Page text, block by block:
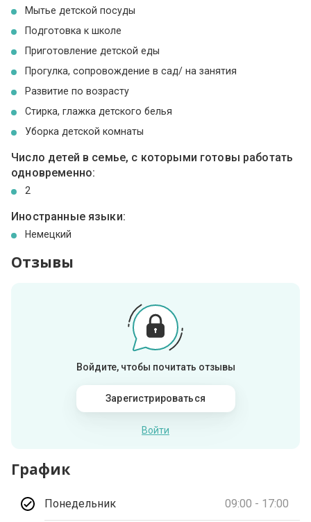
Мытье детской посуды
Подготовка к школе
Приготовление детской еды
Прогулка, сопровождение в сад/ на занятия
Развитие по возрасту
Стирка, глажка детского белья
Уборка детской комнаты
Число детей в семье, с которыми готовы работать
одновременно:
2
Иностранные языки:
Немецкий
Отзывы
Войдите, чтобы почитать отзывы
Зарегистрироваться
Войти
График
Понедельник 09:00 - 17:00